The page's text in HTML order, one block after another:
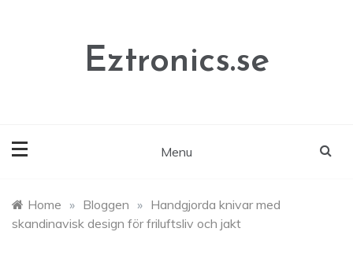
Eztronics.se
Menu
Home » Bloggen » Handgjorda knivar med
skandinavisk design för friluftsliv och jakt